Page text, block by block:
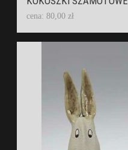
cena: 80,00 zł